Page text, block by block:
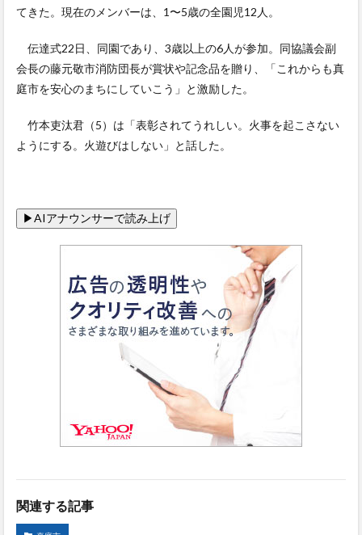
てきた。現在のメンバーは、1〜5歳の全園児12人。
伝達式22日、同園であり、3歳以上の6人が参加。同協議会副
会長の藤元敬市消防団長が賞状や記念品を贈り、「これからも真
庭市を安心のまちにしていこう」と激励した。
竹本吏汰君（5）は「表彰されてうれしい。火事を起こさない
ようにする。火遊びはしない」と話した。
関連する記事